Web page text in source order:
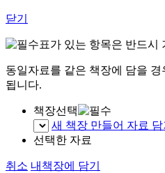
닫기
표가 있는 항목은 반드시
동일자료를 같은 책장에 담을
됩니다.
책장선택
새 책장 만들어 자료 담
선택한 자료
취소 내책장에 담기